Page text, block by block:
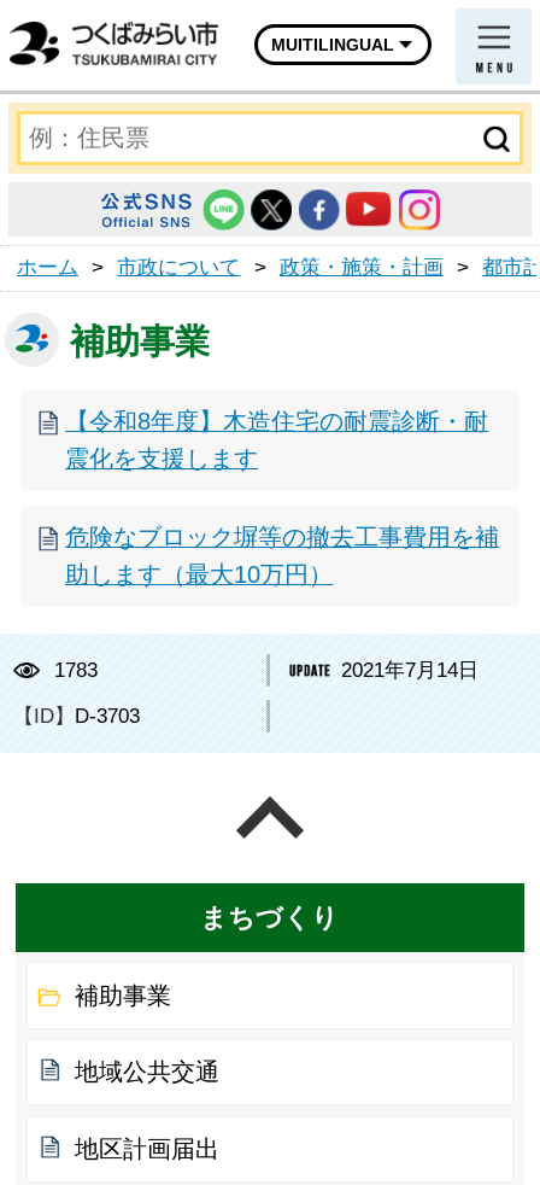
MUITILINGUAL
ホーム > 市政について > 政策・施策・計画 > 都市
補助事業
【令和8年度】木造住宅の耐震診断・耐
震化を支援します
危険なブロック塀等の撤去工事費用を補
助します（最大10万円）
1783 2021年7月14日
【ID】 D-3703
まちづくり
補助事業
地域公共交通
地区計画届出